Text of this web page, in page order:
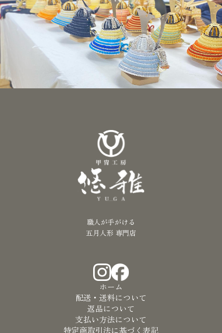
職人が手がける
五月人形 専門店
ホーム
配送・送料について
返品について
支払い方法について
特定商取引法に基づく表記